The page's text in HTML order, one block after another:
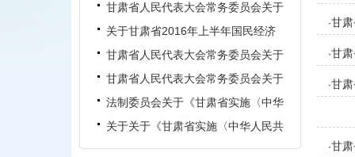
2016年上半年全省财政预算执行
甘肃省人民代表大会常务委员会关于
批准2015年省级财政决算的
关于甘肃省2016年上半年国民经济
和社会发展计划执行情况的报
甘肃省人民代表大会常务委员会关于
批准《武威市人民代表大会
甘肃省人民代表大会常务委员会关于
批准《兰州市养犬管理条例
法制委员会关于《甘肃省实施〈中华
人民共和国全国人民代表大
关于关于《甘肃省实施〈中华人民共
和国全国人民代表大会和地
·甘
·甘
·甘
·甘